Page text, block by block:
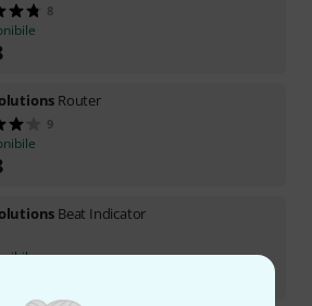
8
Router
9
Beat Indicator